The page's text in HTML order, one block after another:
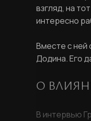
взгляд, на
интересно
Вместе с ней
Додина. Его
О
В интервью